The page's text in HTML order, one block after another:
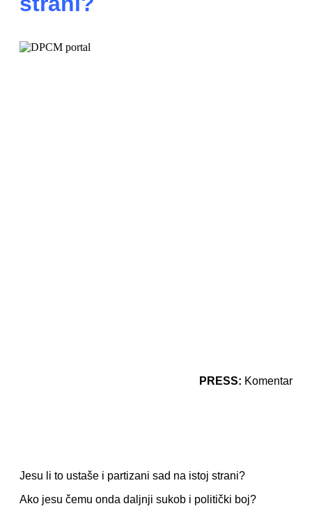
PRESS: Komentar
Jesu li to ustaše i partizani sad na istoj strani?
Ako jesu čemu onda daljnji sukob i politički boj?